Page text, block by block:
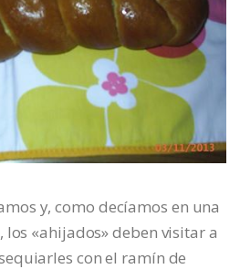
y, como decíamos en una
«ahijados» deben visitar a
con el ramín de